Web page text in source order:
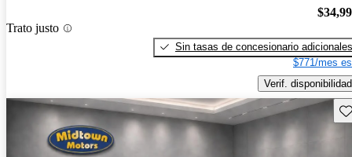
Trato justo
Sin tasas de concesionario adicionales
$771/mes
Verif. disponibilidad